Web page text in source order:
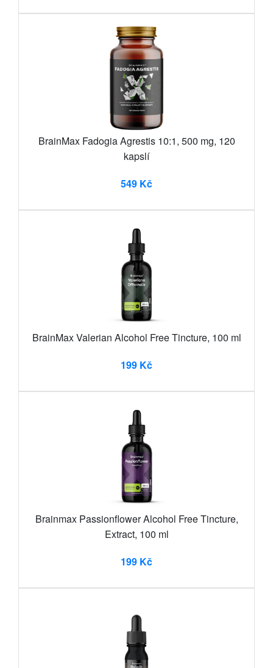
BrainMax Fadogia Agrestis 10:1, 500 mg, 120
kapslí
549 Kč
BrainMax Valerian Alcohol Free Tincture, 100 ml
199 Kč
Brainmax Passionflower Alcohol Free Tincture,
Extract, 100 ml
199 Kč